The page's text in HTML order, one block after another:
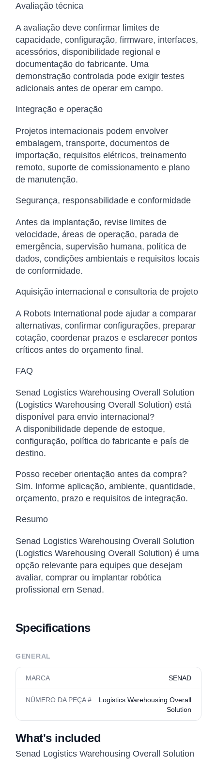
Avaliação técnica
A avaliação deve confirmar limites de
capacidade, configuração, firmware, interfaces,
acessórios, disponibilidade regional e
documentação do fabricante. Uma
demonstração controlada pode exigir testes
adicionais antes de operar em campo.
Integração e operação
Projetos internacionais podem envolver
embalagem, transporte, documentos de
importação, requisitos elétricos, treinamento
remoto, suporte de comissionamento e plano
de manutenção.
Segurança, responsabilidade e conformidade
Antes da implantação, revise limites de
velocidade, áreas de operação, parada de
emergência, supervisão humana, política de
dados, condições ambientais e requisitos locais
de conformidade.
Aquisição internacional e consultoria de projeto
A Robots International pode ajudar a comparar
alternativas, confirmar configurações, preparar
cotação, coordenar prazos e esclarecer pontos
críticos antes do orçamento final.
FAQ
Senad Logistics Warehousing Overall Solution
(Logistics Warehousing Overall Solution) está
disponível para envio internacional?
A disponibilidade depende de estoque,
configuração, política do fabricante e país de
destino.
Posso receber orientação antes da compra?
Sim. Informe aplicação, ambiente, quantidade,
orçamento, prazo e requisitos de integração.
Resumo
Senad Logistics Warehousing Overall Solution
(Logistics Warehousing Overall Solution) é uma
opção relevante para equipes que desejam
avaliar, comprar ou implantar robótica
profissional em Senad.
Specifications
GENERAL
MARCA SENAD
NÚMERO DA PEÇA #
Logistics Warehousing Overall
Solution
What's included
Senad Logistics Warehousing Overall Solution